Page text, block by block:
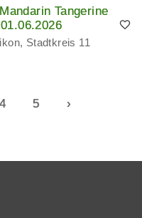
Tangerine
Stadtkreis 11
4 5 ›